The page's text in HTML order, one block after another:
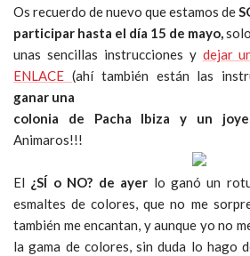
Os recuerdo de nuevo que estamos de
participar hasta el día 15 de mayo,
unas sencillas instrucciones y dejar
ENLACE (ahí también están las
ganar una
colonia de Pacha Ibiza y un
Animaros!!!
El ¿SÍ o NO? de ayer lo ganó un
esmaltes de colores, que no me
también me encantan, y aunque yo no
la gama de colores, sin duda lo hago